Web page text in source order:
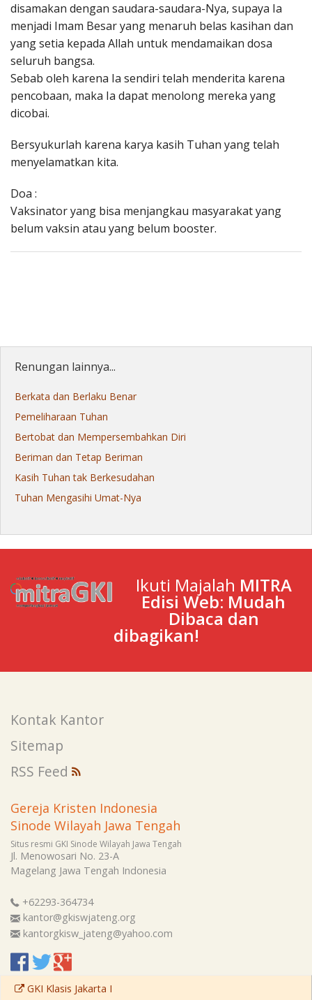
disamakan dengan saudara-saudara-Nya, supaya Ia
menjadi Imam Besar yang menaruh belas kasihan dan
yang setia kepada Allah untuk mendamaikan dosa
seluruh bangsa.
Sebab oleh karena Ia sendiri telah menderita karena
pencobaan, maka Ia dapat menolong mereka yang
dicobai.
Bersyukurlah karena karya kasih Tuhan yang telah
menyelamatkan kita.
Doa :
Vaksinator yang bisa menjangkau masyarakat yang
belum vaksin atau yang belum booster.
Renungan lainnya...
Berkata dan Berlaku Benar
Pemeliharaan Tuhan
Bertobat dan Mempersembahkan Diri
Beriman dan Tetap Beriman
Kasih Tuhan tak Berkesudahan
Tuhan Mengasihi Umat-Nya
Ikuti Majalah MITRA
Edisi Web: Mudah
Dibaca dan
dibagikan!
Kontak Kantor
Sitemap
RSS Feed
Gereja Kristen Indonesia
Sinode Wilayah Jawa Tengah
Situs resmi GKI Sinode Wilayah Jawa Tengah
Jl. Menowosari No. 23-A
Magelang Jawa Tengah Indonesia
+62293-364734
kantor@gkiswjateng.org
kantorgkisw_jateng@yahoo.com
GKI Klasis Jakarta I